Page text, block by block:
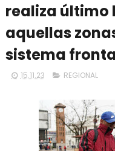
realiza último
aquellas
sistema
15.11.23 REGIONAL